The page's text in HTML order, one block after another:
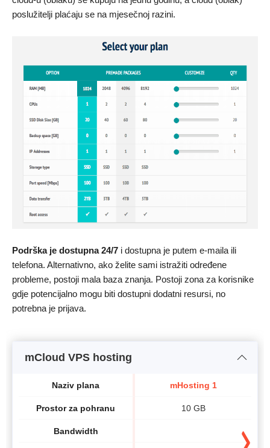
poslužitelji plaćaju se na mjesečnoj razini.
Podrška je dostupna 24/7 i dostupna je putem e-maila ili
telefona. Alternativno, ako želite sami istražiti određene
probleme, postoji mala baza znanja. Postoji zona za korisnike
gdje potencijalno mogu biti dostupni dodatni resursi, no
potrebna je prijava.
mCloud VPS hosting
Naziv plana
Prostor za pohranu
Bandwidth
mHosting 1
10 GB